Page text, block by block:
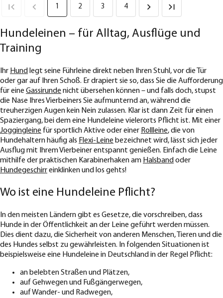
1 2 3 4
Hundeleinen – für Alltag, Ausflüge und
Training
Ihr Hundlegt seine Führleine direkt neben Ihren Stuhl, vor die Tür
oder gar auf Ihren Schoß. Er drapiert sie so, dass Sie die Aufforderung
für eine Gassirunde nicht übersehen können – und falls doch, stupst
die Nase Ihres Vierbeiners Sie aufmunternd an, während die
treuherzigen Augen kein Nein zulassen. Klar ist dann Zeit für einen
Spaziergang, bei dem eine Hundeleine vielerorts Pflicht ist. Mit einer
Joggingleine für sportlich Aktive oder einer Rollleine, die von
Hundehaltern häufig als Flexi-Leine bezeichnet wird, lässt sich jeder
Ausflug mit Ihrem Vierbeiner entspannt genießen. Einfach die Leine
mithilfe der praktischen Karabinerhaken am Halsbandoder
Hundegeschirreinklinken und los gehts!
Wo ist eine Hundeleine Pflicht?
In den meisten Ländern gibt es Gesetze, die vorschreiben, dass
Hunde in der Öffentlichkeit an der Leine geführt werden müssen.
Dies dient dazu, die Sicherheit von anderen Menschen, Tieren und die
des Hundes selbst zu gewährleisten. In folgenden Situationen ist
beispielsweise eine Hundeleine in Deutschland in der Regel Pflicht:
an belebten Straßen und Plätzen,
auf Gehwegen und Fußgängerwegen,
auf Wander- und Radwegen,